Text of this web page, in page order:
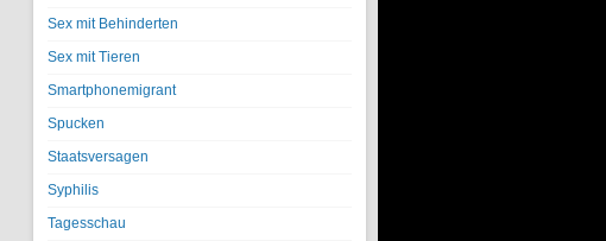
Sex mit Behinderten
Sex mit Tieren
Smartphonemigrant
Spucken
Staatsversagen
Syphilis
Tagesschau